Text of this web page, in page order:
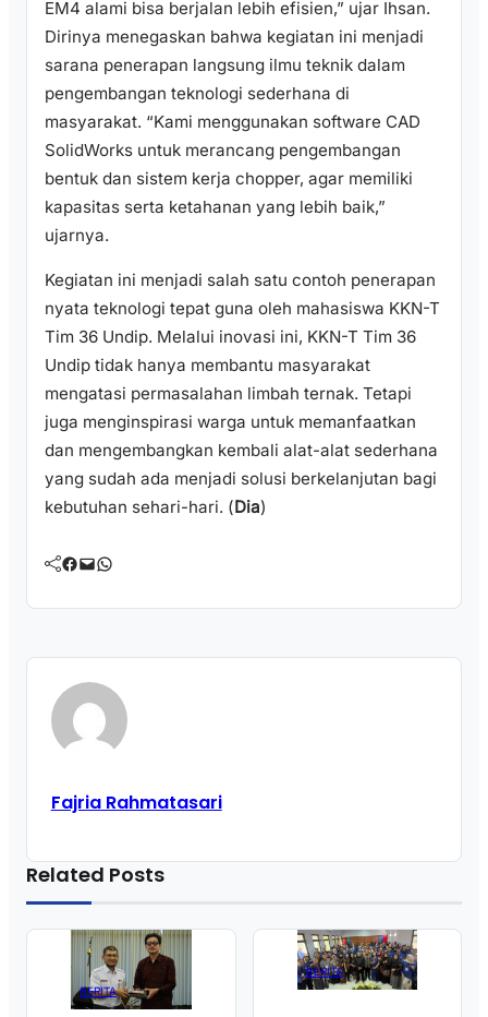
EM4 alami bisa berjalan lebih efisien,” ujar Ihsan.
Dirinya menegaskan bahwa kegiatan ini menjadi
sarana penerapan langsung ilmu teknik dalam
pengembangan teknologi sederhana di
masyarakat. “Kami menggunakan software CAD
SolidWorks untuk merancang pengembangan
bentuk dan sistem kerja chopper, agar memiliki
kapasitas serta ketahanan yang lebih baik,”
ujarnya.
Kegiatan ini menjadi salah satu contoh penerapan
nyata teknologi tepat guna oleh mahasiswa KKN-T
Tim 36 Undip. Melalui inovasi ini, KKN-T Tim 36
Undip tidak hanya membantu masyarakat
mengatasi permasalahan limbah ternak. Tetapi
juga menginspirasi warga untuk memanfaatkan
dan mengembangkan kembali alat-alat sederhana
yang sudah ada menjadi solusi berkelanjutan bagi
kebutuhan sehari-hari. (Dia)
Facebook Mail WhatsApp
Fajria Rahmatasari
Related Posts
BERITA
BERITA